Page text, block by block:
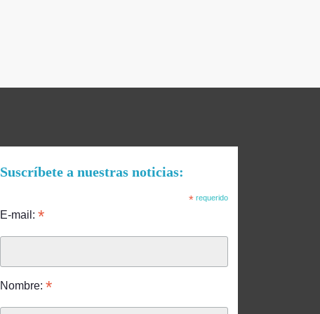
Suscríbete a nuestras noticias:
* requerido
E-mail: *
Nombre: *